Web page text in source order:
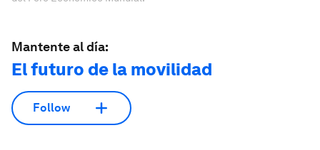
Mantente al día:
El futuro de la movilidad
Follow